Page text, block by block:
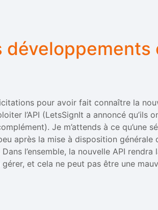
pour avoir fait connaître la
l’API (LetsSignIt a annoncé qu’ils
Je m’attends à ce qu’une
après la mise à disposition générale
l’ensemble, la nouvelle API rendra
et cela ne peut pas être une